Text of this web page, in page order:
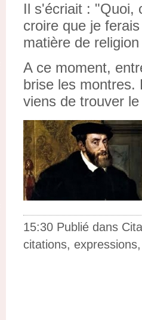
Il s'écriait : "Quoi,
croire que je
matière de
A ce moment,
brise les montres.
viens de trouver
15:30 Publié dans
citations, expressions